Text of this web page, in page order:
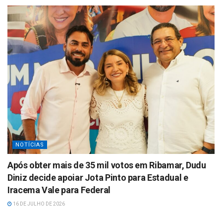
NOTÍCIAS
Após obter mais de 35 mil votos em Ribamar, Dudu
Diniz decide apoiar Jota Pinto para Estadual e
Iracema Vale para Federal
16 DE JULHO DE 2026